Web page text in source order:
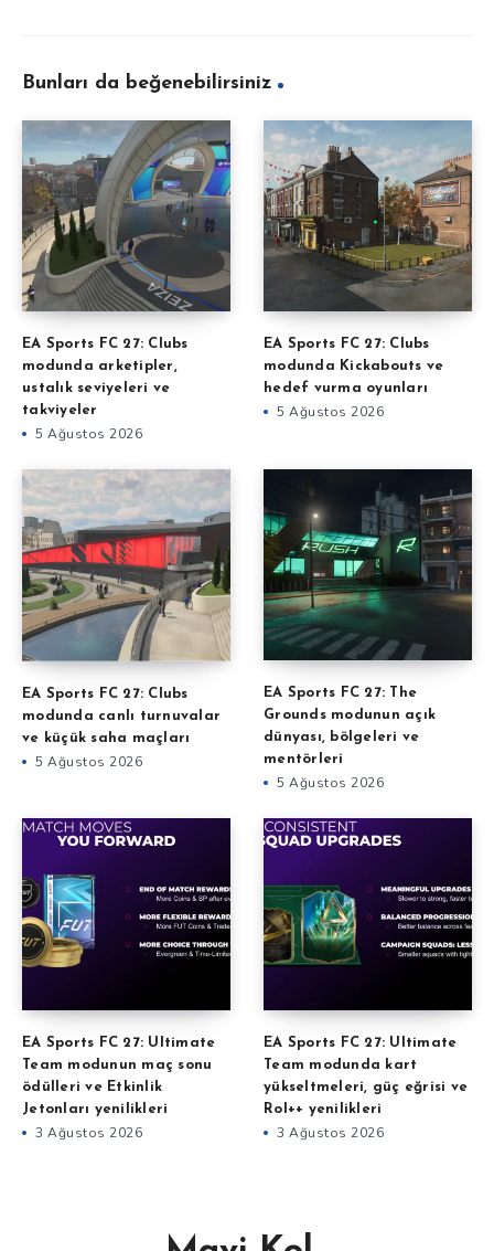
Bunları da beğenebilirsiniz
EA Sports FC 27: Clubs
modunda arketipler,
ustalık seviyeleri ve
takviyeler
5 Ağustos 2026
EA Sports FC 27: Clubs
modunda Kickabouts ve
hedef vurma oyunları
5 Ağustos 2026
EA Sports FC 27: Clubs
modunda canlı turnuvalar
ve küçük saha maçları
5 Ağustos 2026
EA Sports FC 27: The
Grounds modunun açık
dünyası, bölgeleri ve
mentörleri
5 Ağustos 2026
EA Sports FC 27: Ultimate
Team modunun maç sonu
ödülleri ve Etkinlik
Jetonları yenilikleri
3 Ağustos 2026
EA Sports FC 27: Ultimate
Team modunda kart
yükseltmeleri, güç eğrisi ve
Rol++ yenilikleri
3 Ağustos 2026